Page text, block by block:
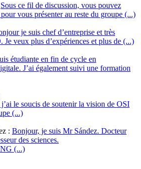
Sous ce fil de discussion, vous pouvez
vous présenter au reste du groupe (...)
je suis chef d’entreprise et très
Je veux plus d’expériences et plus de (...)
étudiante en fin de cycle en
J’ai également suivi une formation
le soucis de soutenir la vision de OSI
(...)
: Bonjour, je suis Mr Sández. Docteur
des sciences.
(...)